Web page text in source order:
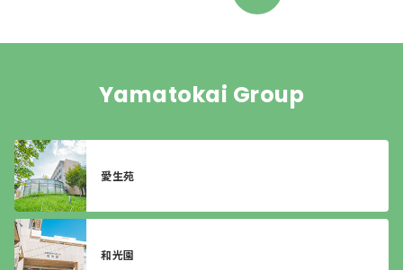
Yamatokai Group
愛生苑
和光園